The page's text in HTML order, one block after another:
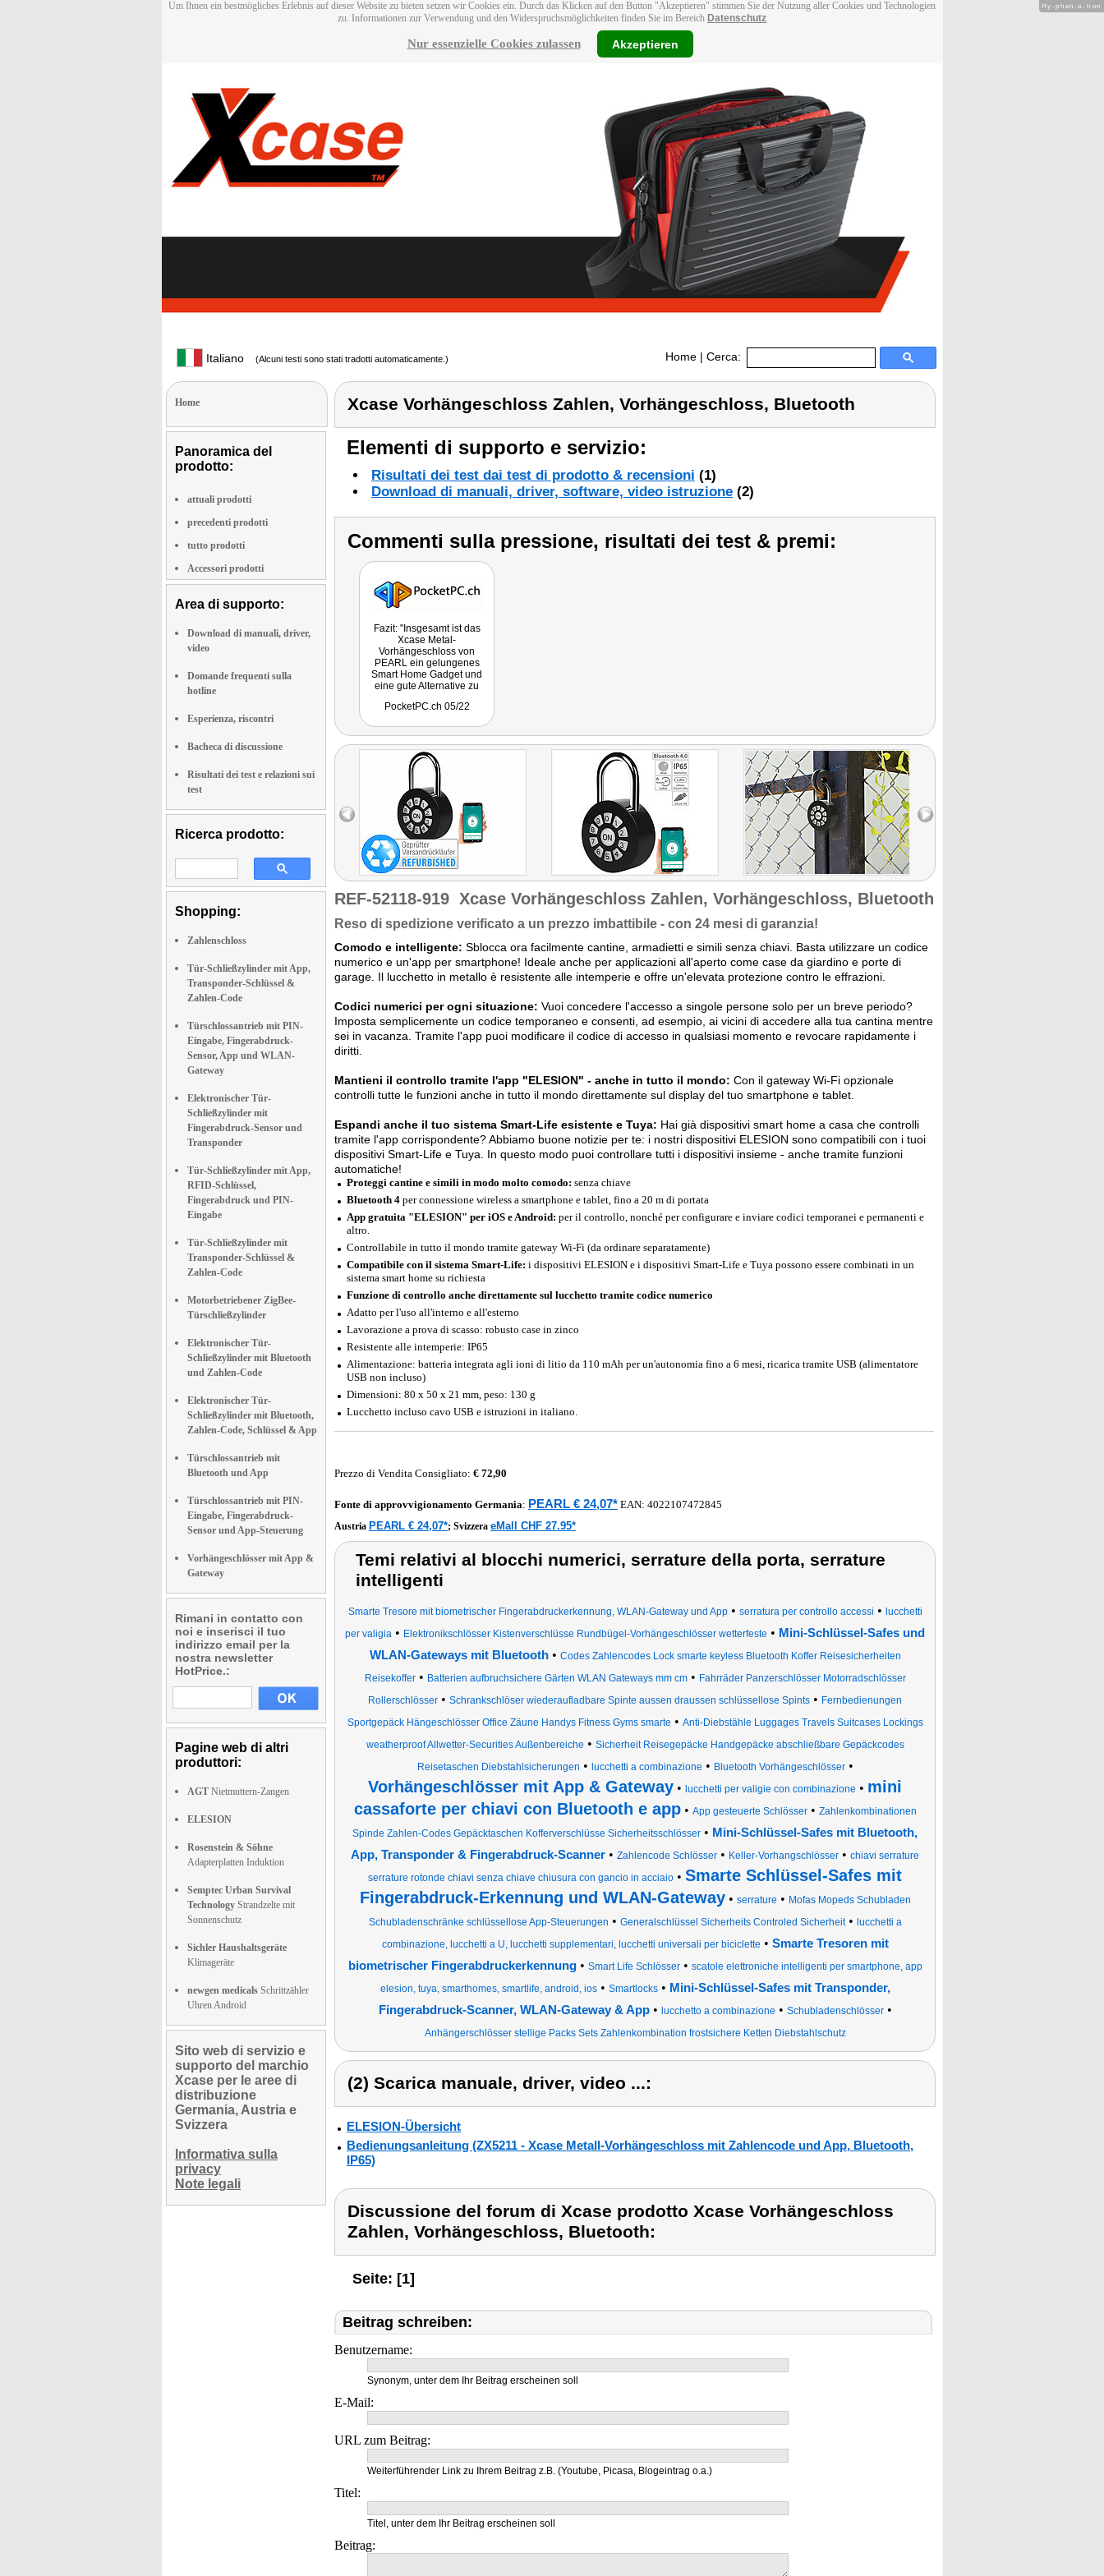
Um Ihnen ein bestmögliches Erlebnis auf dieser Website zu bieten setzen wir Cookies ein. Durch das Klicken auf den Button "Akzeptieren" stimmen Sie der Nutzung aller Cookies und Technologien
zu. Informationen zur Verwendung und den Widerspruchsmöglichkeiten finden Sie im Bereich Datenschutz
Nur essenzielle Cookies zulassen Akzeptieren
Italiano (Alcuni testi sono stati tradotti automaticamente.) Home | Cerca:
Home
Panoramica del
prodotto:
attuali prodotti
precedenti prodotti
tutto prodotti
Accessori prodotti
Area di supporto:
Download di manuali, driver,
video
Domande frequenti sulla
hotline
Esperienza, riscontri
Bacheca di discussione
Risultati dei test e relazioni sui
test
Ricerca prodotto:
Shopping:
Zahlenschloss
Tür-Schließzylinder mit App,
Transponder-Schlüssel &
Zahlen-Code
Türschlossantrieb mit PIN-
Eingabe, Fingerabdruck-
Sensor, App und WLAN-
Gateway
Elektronischer Tür-
Schließzylinder mit
Fingerabdruck-Sensor und
Transponder
Tür-Schließzylinder mit App,
RFID-Schlüssel,
Fingerabdruck und PIN-
Eingabe
Tür-Schließzylinder mit
Transponder-Schlüssel &
Zahlen-Code
Motorbetriebener ZigBee-
Türschließzylinder
Elektronischer Tür-
Schließzylinder mit Bluetooth
und Zahlen-Code
Elektronischer Tür-
Schließzylinder mit Bluetooth,
Zahlen-Code, Schlüssel & App
Türschlossantrieb mit
Bluetooth und App
Türschlossantrieb mit PIN-
Eingabe, Fingerabdruck-
Sensor und App-Steuerung
Vorhängeschlösser mit App &
Gateway
Rimani in contatto con
noi e inserisci il tuo
indirizzo email per la
nostra newsletter
HotPrice.:
Pagine web di altri
produttori:
AGT Nietmuttern-Zangen
ELESION
Rosenstein & Söhne
Adapterplatten Induktion
Semptec Urban Survival
Technology Strandzelte mit
Sonnenschutz
Sichler Haushaltsgeräte
Klimageräte
newgen medicals Schrittzähler
Uhren Android
Sito web di servizio e
supporto del marchio
Xcase per le aree di
distribuzione
Germania, Austria e
Svizzera
Informativa sulla
privacy
Note legali
Xcase Vorhängeschloss Zahlen, Vorhängeschloss, Bluetooth
Elementi di supporto e servizio:
Risultati dei test dai test di prodotto & recensioni (1)
Download di manuali, driver, software, video istruzione (2)
Commenti sulla pressione, risultati dei test & premi:
Fazit: "Insgesamt ist das
Xcase Metal-
Vorhängeschloss von
PEARL ein gelungenes
Smart Home Gadget und
eine gute Alternative zu
Schlössern an Tor, Kiste
und Spind. Es lässt sich via
Verbindung mit dem
Luminea Home Control
Bluetooth-Mesh Gateway
auch per WLAN und
weltweit steuern und
konfigurieren. Zudem kann
der Zahlencode auch vor
Ort einfach eingegeben
werden und die
Konnektivität via Tuya
Cloud ermöglichen die
Integration ins Smart Home-
Lösungen."
PocketPC.ch 05/22
REF-52118-919 Xcase Vorhängeschloss Zahlen, Vorhängeschloss, Bluetooth
Reso di spedizione verificato a un prezzo imbattibile - con 24 mesi di garanzia!
Comodo e intelligente: Sblocca ora facilmente cantine, armadietti e simili senza chiavi. Basta utilizzare un codice
numerico e un'app per smartphone! Ideale anche per applicazioni all'aperto come case da giardino e porte di
garage. Il lucchetto in metallo è resistente alle intemperie e offre un'elevata protezione contro le effrazioni.
Codici numerici per ogni situazione: Vuoi concedere l'accesso a singole persone solo per un breve periodo?
Imposta semplicemente un codice temporaneo e consenti, ad esempio, ai vicini di accedere alla tua cantina mentre
sei in vacanza. Tramite l'app puoi modificare il codice di accesso in qualsiasi momento e revocare rapidamente i
diritti.
Mantieni il controllo tramite l'app "ELESION" - anche in tutto il mondo: Con il gateway Wi-Fi opzionale
controlli tutte le funzioni anche in tutto il mondo direttamente sul display del tuo smartphone e tablet.
Espandi anche il tuo sistema Smart-Life esistente e Tuya: Hai già dispositivi smart home a casa che controlli
tramite l'app corrispondente? Abbiamo buone notizie per te: i nostri dispositivi ELESION sono compatibili con i tuoi
dispositivi Smart-Life e Tuya. In questo modo puoi controllare tutti i dispositivi insieme - anche tramite funzioni
automatiche!
Proteggi cantine e simili in modo molto comodo: senza chiave
Bluetooth 4 per connessione wireless a smartphone e tablet, fino a 20 m di portata
App gratuita "ELESION" per iOS e Android: per il controllo, nonché per configurare e inviare codici temporanei e permanenti e
altro.
Controllabile in tutto il mondo tramite gateway Wi-Fi (da ordinare separatamente)
Compatibile con il sistema Smart-Life: i dispositivi ELESION e i dispositivi Smart-Life e Tuya possono essere combinati in un
sistema smart home su richiesta
Funzione di controllo anche direttamente sul lucchetto tramite codice numerico
Adatto per l'uso all'interno e all'esterno
Lavorazione a prova di scasso: robusto case in zinco
Resistente alle intemperie: IP65
Alimentazione: batteria integrata agli ioni di litio da 110 mAh per un'autonomia fino a 6 mesi, ricarica tramite USB (alimentatore
USB non incluso)
Dimensioni: 80 x 50 x 21 mm, peso: 130 g
Lucchetto incluso cavo USB e istruzioni in italiano.
Prezzo di Vendita Consigliato: € 72,90
Fonte di approvvigionamento Germania: PEARL € 24,07* EAN: 4022107472845
Austria PEARL € 24,07*; Svizzera eMall CHF 27.95*
Temi relativi al blocchi numerici, serrature della porta, serrature
intelligenti
Smarte Tresore mit biometrischer Fingerabdruckerkennung, WLAN-Gateway und App• serratura per controllo accessi • lucchetti
per valigia • Elektronikschlösser Kistenverschlüsse Rundbügel-Vorhängeschlösser wetterfeste • Mini-Schlüssel-Safes und
WLAN-Gateways mit Bluetooth• Codes Zahlencodes Lock smarte keyless Bluetooth Koffer Reisesicherheiten
Reisekoffer• Batterien aufbruchsichere Gärten WLAN Gateways mm cm• Fahrräder Panzerschlösser Motorradschlösser
Rollerschlösser • Schrankschlöser wiederaufladbare Spinte aussen draussen schlüssellose Spints • Fernbedienungen
Sportgepäck Hängeschlösser Office Zäune Handys Fitness Gyms smarte • Anti-Diebstähle Luggages Travels Suitcases Lockings
weatherproof Allwetter-Securities Außenbereiche • Sicherheit Reisegepäcke Handgepäcke abschließbare Gepäckcodes
Reisetaschen Diebstahlsicherungen • lucchetti a combinazione • Bluetooth Vorhängeschlösser•
Vorhängeschlösser mit App & Gateway • lucchetti per valigie con combinazione • mini
cassaforte per chiavi con Bluetooth e app• App gesteuerte Schlösser• Zahlenkombinationen
Spinde Zahlen-Codes Gepäcktaschen Kofferverschlüsse Sicherheitsschlösser • Mini-Schlüssel-Safes mit Bluetooth,
App, Transponder & Fingerabdruck-Scanner • Zahlencode Schlösser • Keller-Vorhangschlösser • chiavi serrature
serrature rotonde chiavi senza chiave chiusura con gancio in acciaio • Smarte Schlüssel-Safes mit
Fingerabdruck-Erkennung und WLAN-Gateway• serrature • Mofas Mopeds Schubladen
Schubladenschränke schlüssellose App-Steuerungen • Generalschlüssel Sicherheits Controled Sicherheit• lucchetti a
combinazione, lucchetti a U, lucchetti supplementari, lucchetti universali per biciclette • Smarte Tresoren mit
biometrischer Fingerabdruckerkennung• Smart Life Schlösser• scatole elettroniche intelligenti per smartphone, app
elesion, tuya, smarthomes, smartlife, android, ios• Smartlocks• Mini-Schlüssel-Safes mit Transponder,
Fingerabdruck-Scanner, WLAN-Gateway & App• lucchetto a combinazione • Schubladenschlösser•
Anhängerschlösser stellige Packs Sets Zahlenkombination frostsichere Ketten Diebstahlschutz
(2) Scarica manuale, driver, video ...:
ELESION-Übersicht
Bedienungsanleitung (ZX5211 - Xcase Metall-Vorhängeschloss mit Zahlencode und App, Bluetooth,
IP65)
Discussione del forum di Xcase prodotto Xcase Vorhängeschloss
Zahlen, Vorhängeschloss, Bluetooth:
Seite: [1]
Beitrag schreiben:
Benutzername:
Synonym, unter dem Ihr Beitrag erscheinen soll
E-Mail:
URL zum Beitrag:
Weiterführender Link zu Ihrem Beitrag z.B. (Youtube, Picasa, Blogeintrag o.a.)
Titel:
Titel, unter dem Ihr Beitrag erscheinen soll
Beitrag:
Hy-phen-a-tion